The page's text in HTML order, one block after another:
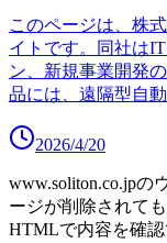
このページは、株
イトです。同社は
ン、新規事業開発
品には、遠隔型自
2026/4/20
www.soliton.co.jpの
ージが削除されて
HTMLで内容を確認